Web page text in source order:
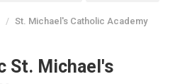
St. Michael's Catholic Academy
St. Michael's